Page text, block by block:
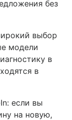
без
выбор
модели
в
в
если вы
на новую,